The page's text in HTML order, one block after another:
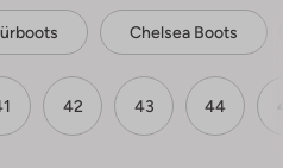
Chelsea Boots
42 43 44